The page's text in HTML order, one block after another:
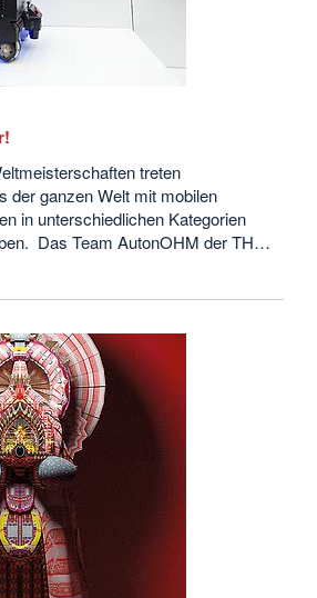
treten
der ganzen Welt mit mobilen
in unterschiedlichen Kategorien
Das Team AutonOHM der TH…